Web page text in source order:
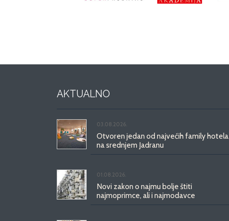
AKTUALNO
03.08.2026.
Otvoren jedan od najvećih family hotela
na srednjem Jadranu
01.08.2026.
Novi zakon o najmu bolje štiti
najmoprimce, ali i najmodavce